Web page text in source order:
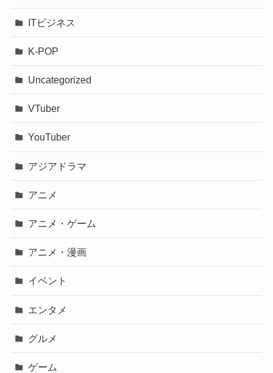
ITビジネス
K-POP
Uncategorized
VTuber
YouTuber
アジアドラマ
アニメ
アニメ・ゲーム
アニメ・漫画
イベント
エンタメ
グルメ
ゲーム